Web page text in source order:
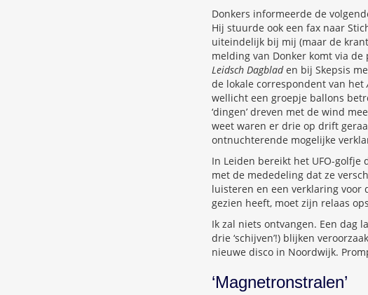
Donkers informeerde de
Hij stuurde ook een fax naar
uiteindelijk bij mij (maar de
melding van Donker komt via de
Leidsch Dagbladen bij Skepsis
de lokale correspondent van het
wellicht een groepje ballons
‘dingen’ dreven met de wind
weet waren er drie op drift
ontnuchterende mogelijke
In Leiden bereikt het UFO-
met de mededeling dat ze
luisteren en een verklaring voor
gezien heeft, moet zijn relaas
Ik zal niets ontvangen. Een dag
drie ‘schijven’!) blijken
nieuwe disco in Noordwijk.
‘Magnetronstralen’